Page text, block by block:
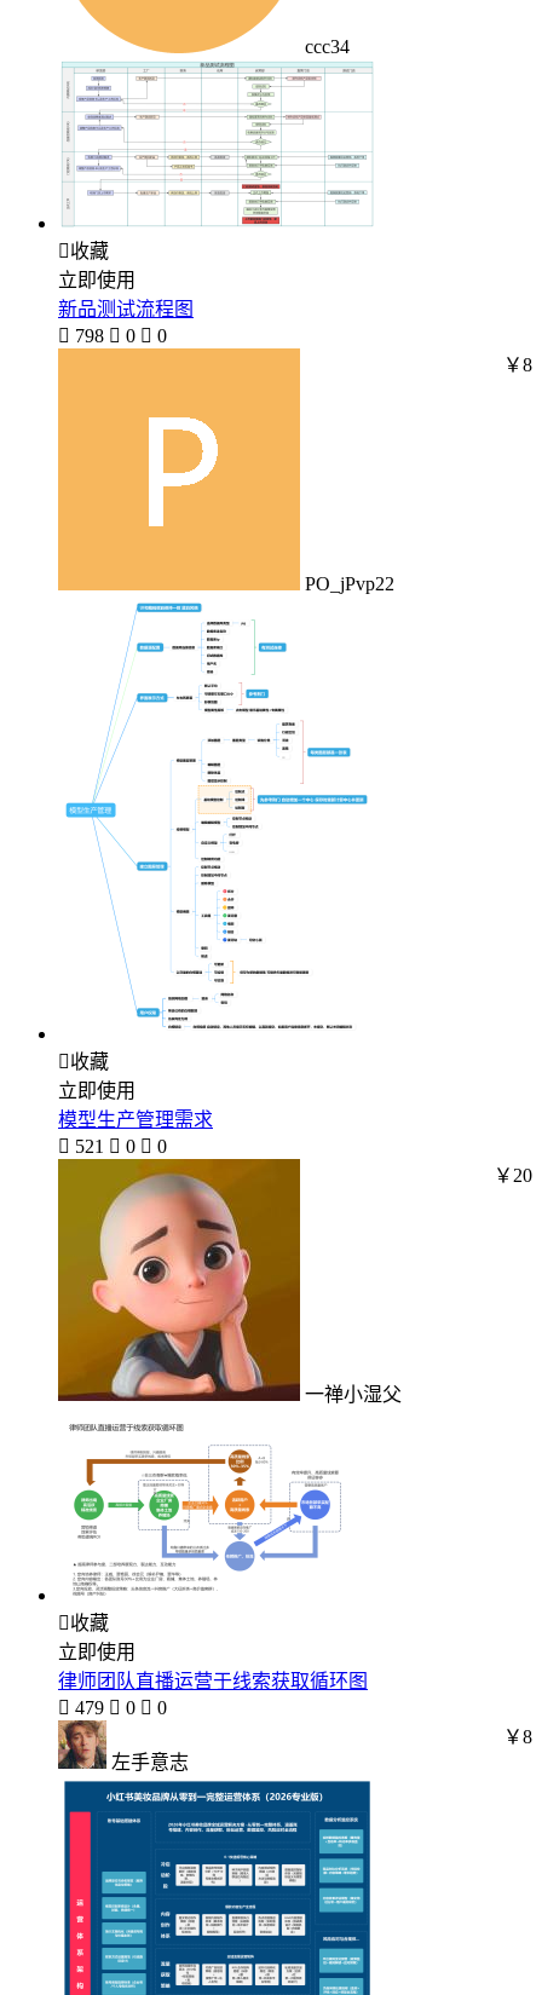
ccc34
收藏
立即使用
新品测试流程图
 798  0  0
PO_jPvp22
￥8
收藏
立即使用
模型生产管理需求
 521  0  0
一禅小湿父
￥20
收藏
立即使用
律师团队直播运营于线索获取循环图
 479  0  0
左手意志
￥8